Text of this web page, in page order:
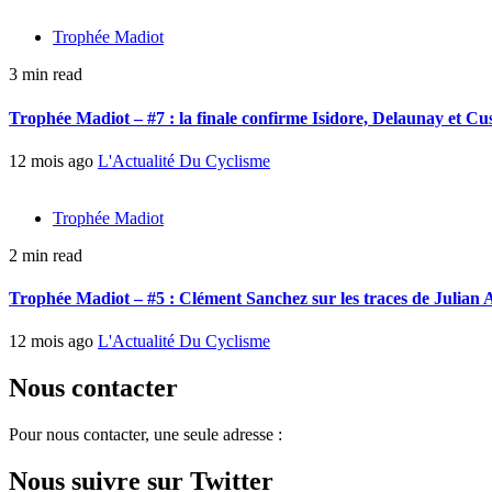
Trophée Madiot
3 min read
Trophée Madiot – #7 : la finale confirme Isidore, Delaunay et
12 mois ago L'Actualité Du Cyclisme
Trophée Madiot
2 min read
Trophée Madiot – #5 : Clément Sanchez sur les traces de Julian
12 mois ago L'Actualité Du Cyclisme
Nous contacter
Pour nous contacter, une seule adresse :
Nous suivre sur Twitter